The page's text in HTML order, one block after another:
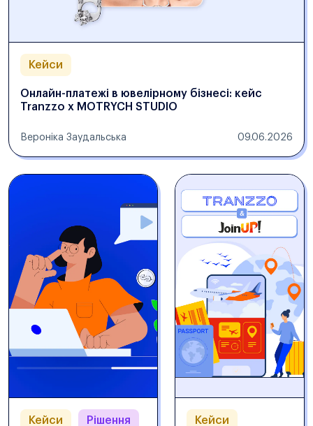
Кейси
Онлайн-платежі в ювелірному бізнесі: кейс
Tranzzo x MOTRYCH STUDIO
Вероніка Заудальська 09.06.2026
Кейси Рішення Кейси